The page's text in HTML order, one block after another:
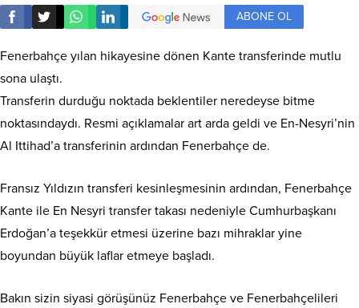
ABONE OL
Fenerbahçe yılan hikayesine dönen Kante transferinde mutlu
sona ulaştı.
Transferin durduğu noktada beklentiler neredeyse bitme
noktasındaydı. Resmi açıklamalar art arda geldi ve En-Nesyri’nin
Al Ittihad’a transferinin ardından Fenerbahçe de.
Fransız Yıldızın transferi kesinleşmesinin ardından, Fenerbahçe
Kante ile En Nesyri transfer takası nedeniyle Cumhurbaşkanı
Erdoğan’a teşekkür etmesi üzerine bazı mihraklar yine
boyundan büyük laflar etmeye başladı.
Bakın sizin siyasi görüşünüz Fenerbahçe ve Fenerbahçelileri